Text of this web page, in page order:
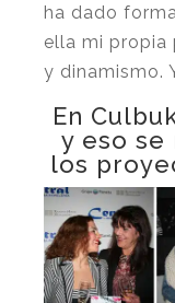
ha dado
ella mi propia
y dinamismo.
En
y eso se
los